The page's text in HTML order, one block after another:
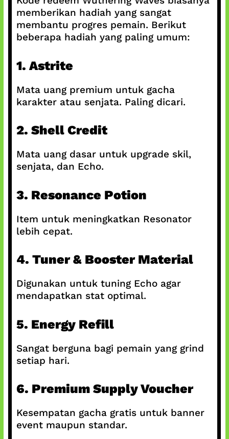
memberikan hadiah yang sangat
membantu progres pemain. Berikut
beberapa hadiah yang paling umum:
1. Astrite
Mata uang premium untuk gacha
karakter atau senjata. Paling dicari.
2. Shell Credit
Mata uang dasar untuk upgrade skil,
senjata, dan Echo.
3. Resonance Potion
Item untuk meningkatkan Resonator
lebih cepat.
4. Tuner & Booster Material
Digunakan untuk tuning Echo agar
mendapatkan stat optimal.
5. Energy Refill
Sangat berguna bagi pemain yang grind
setiap hari.
6. Premium Supply Voucher
Kesempatan gacha gratis untuk banner
event maupun standar.